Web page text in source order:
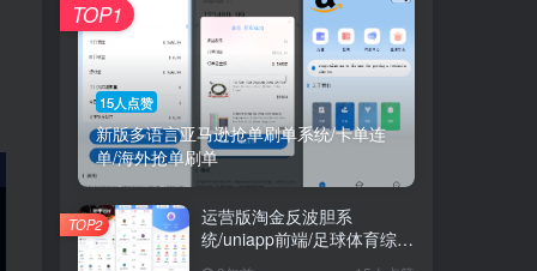
15人点赞
新版多语言亚马逊抢单刷单系统/卡单连
单/海外抢单刷单
TOP1
运营版淘金反波胆系
统/uniapp前端/足球体育综合
娱乐系统/全自动采集
TOP2